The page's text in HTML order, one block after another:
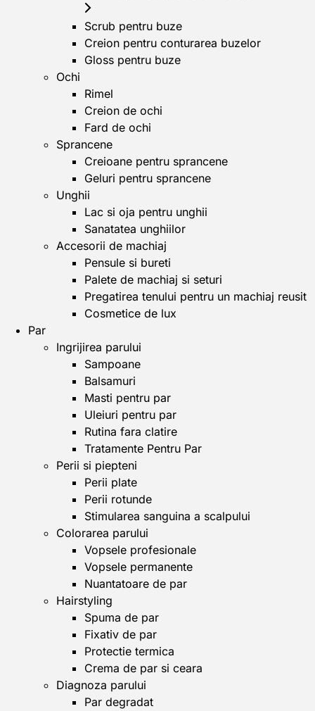
Scrub pentru buze
Creion pentru conturarea buzelor
Gloss pentru buze
Ochi
Rimel
Creion de ochi
Fard de ochi
Sprancene
Creioane pentru sprancene
Geluri pentru sprancene
Unghii
Lac si oja pentru unghii
Sanatatea unghiilor
Accesorii de machiaj
Pensule si bureti
Palete de machiaj si seturi
Pregatirea tenului pentru un machiaj reusit
Cosmetice de lux
Par
Ingrijirea parului
Sampoane
Balsamuri
Masti pentru par
Uleiuri pentru par
Rutina fara clatire
Tratamente Pentru Par
Perii si piepteni
Perii plate
Perii rotunde
Stimularea sanguina a scalpului
Colorarea parului
Vopsele profesionale
Vopsele permanente
Nuantatoare de par
Hairstyling
Spuma de par
Fixativ de par
Protectie termica
Crema de par si ceara
Diagnoza parului
Par degradat